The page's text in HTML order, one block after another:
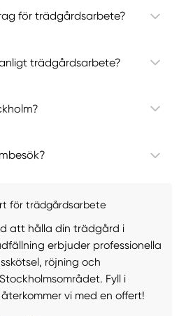
för trädgårdsarbete?
trädgårdsarbete?
för trädgårdsarbete
att hålla din trädgård i
erbjuder professionella
röjning och
Fyll i
vi med en offert!